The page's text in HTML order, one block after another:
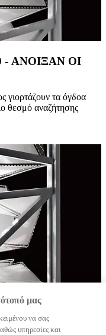
- ΑΝΟΙΞΑΝ ΟΙ
γιορτάζουν τα όγδοα
θεσμό αναζήτησης
μας
να σας
υπηρεσίες και